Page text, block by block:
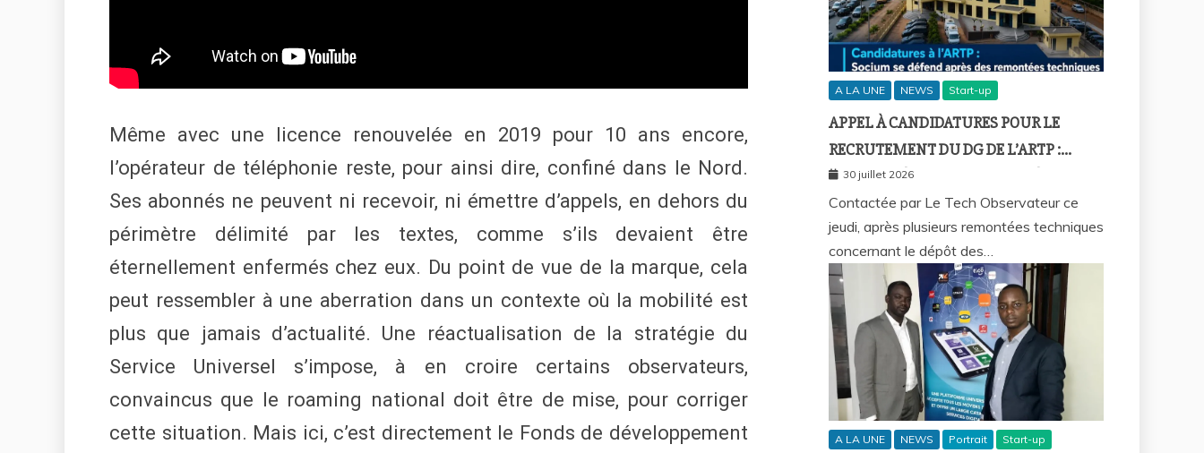
Même avec une licence renouvelée en 2019 pour 10 ans encore,
l’opérateur de téléphonie reste, pour ainsi dire, confiné dans le Nord.
Ses abonnés ne peuvent ni recevoir, ni émettre d’appels, en dehors du
périmètre délimité par les textes, comme s’ils devaient être
éternellement enfermés chez eux. Du point de vue de la marque, cela
peut ressembler à une aberration dans un contexte où la mobilité est
plus que jamais d’actualité. Une réactualisation de la stratégie du
Service Universel s’impose, à en croire certains observateurs,
convaincus que le roaming national doit être de mise, pour corriger
cette situation. Mais ici, c’est directement le Fonds de développement
A LA UNE NEWS Start-up
APPEL À CANDIDATURES POUR LE
RECRUTEMENT DU DG DE L’ARTP :
SOCIUM DÉFEND LA FIABILITÉ DE SA
PLATEFORME MALGRÉ PLUSIEURS
REMONTÉES TECHNIQUES
30 juillet 2026
Contactée par Le Tech Observateur ce
jeudi, après plusieurs remontées techniques
concernant le dépôt des…
A LA UNE NEWS Portrait Start-up